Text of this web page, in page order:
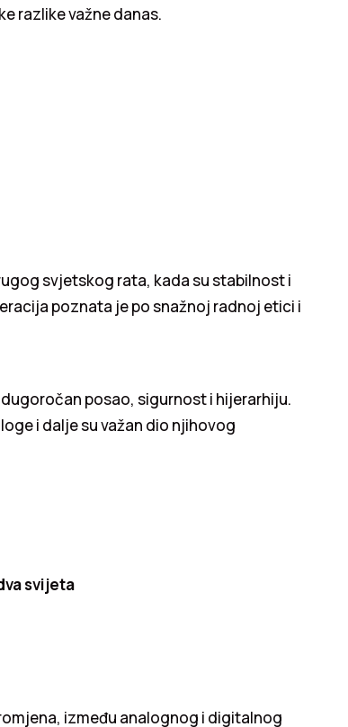
razlike važne danas.
svjetskog rata, kada su stabilnost i
poznata je po snažnoj radnoj etici i
posao, sigurnost i hijerarhiju.
i dalje su važan dio njihovog
svijeta
između analognog i digitalnog